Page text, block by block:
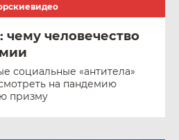
чему человечество
социальные «антитела»
на пандемию
призму